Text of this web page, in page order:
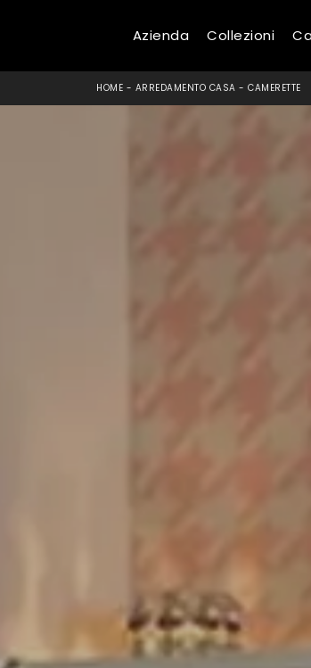
Azienda Collezioni
HOME - ARREDAMENTO CASA -CAMERETTE